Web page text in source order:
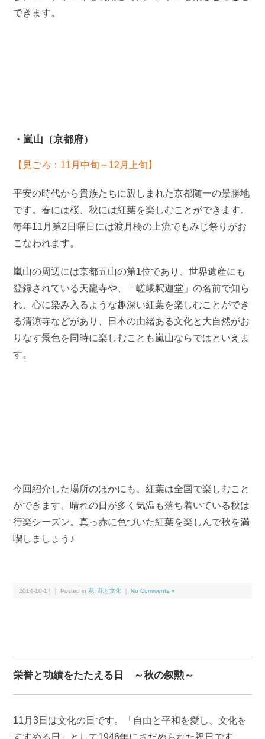
できます。
・嵐山（京都府）
【見ごろ：11月中旬～12月上旬】
平安の時代から貴族たちに親しまれた京都随一の景勝地
です。春には桜、秋には紅葉を楽しむことができます。
毎年11月第2日曜日には渡月橋の上流でもみじ祭りがお
こなわれます。
嵐山の周辺には京都五山の第1位であり、世界遺産にも
登録されている天龍寺や、「嵯峨釈迦堂」の名前で知ら
れ、心に染み入るような趣深い紅葉を楽しむことができ
る清涼寺などがあり、日本の由緒ある文化と大自然がお
りなす景色を同時に楽しむことも嵐山ならではといえま
す。
今回紹介した場所のほかにも、紅葉は全国で楽しむこと
ができます。晴れの日が多く気温も落ち着いている秋は
行楽シーズン。真っ赤に色づいた紅葉を楽しんで秋を満
喫しましょう♪
2014-10-17 ｜ Posted in花 ,花と文化 ｜No Comments »
栄誉と功績をたたえる日 ～秋の叙勲～
11月3日は文化の日です。「自由と平和を愛し、文化を
すすめる日」として1946年にさだめられた祝日です